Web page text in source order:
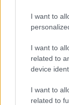
I want to
I want to
related to
device
I want to
related to
hogyan és
hogy
hadjáratért.
szerint.
a tett az